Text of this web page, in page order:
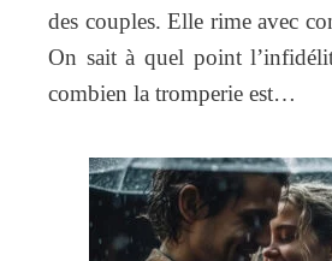
des couples. Elle rime avec
On sait à quel point
combien la tromperie est…